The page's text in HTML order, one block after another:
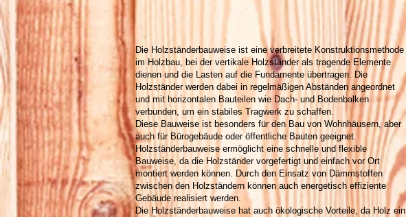
Die Holzständerbauweise ist eine verbreitete Konstruktionsmethode
im Holzbau, bei der vertikale Holzständer als tragende Elemente
dienen und die Lasten auf die Fundamente übertragen. Die
Holzständer werden dabei in regelmäßigen Abständen angeordnet
und mit horizontalen Bauteilen wie Dach- und Bodenbalken
verbunden, um ein stabiles Tragwerk zu schaffen.
Diese Bauweise ist besonders für den Bau von Wohnhäusern, aber
auch für Bürogebäude oder öffentliche Bauten geeignet.
Holzständerbauweise ermöglicht eine schnelle und flexible
Bauweise, da die Holzständer vorgefertigt und einfach vor Ort
montiert werden können. Durch den Einsatz von Dämmstoffen
zwischen den Holzständern können auch energetisch effiziente
Gebäude realisiert werden.
Die Holzständerbauweise hat auch ökologische Vorteile, da Holz ein